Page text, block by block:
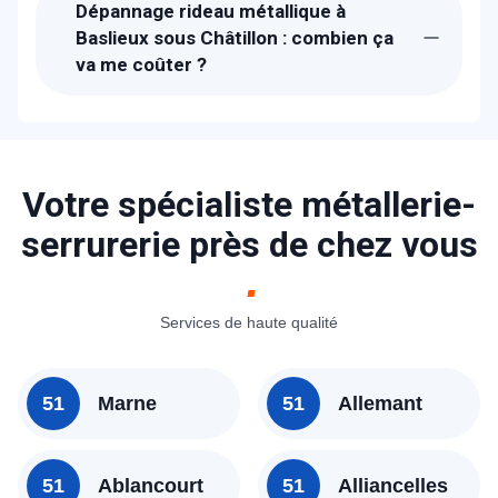
vous à Baslieux sous Châtillon dans
l'heure pour vous dépanner.
Dépannage rideau métallique à
Baslieux sous Châtillon : combien ça
va me coûter ?
place après avoir diagnostiqué la panne.
N'hésitez pas à consulter nos tarifs ou à
nous contacter pour avoir un idée.
Votre spécialiste métallerie-
serrurerie près de chez vous
Services de haute qualité
51 Marne
51 Ablancourt
51 Allemant
51 Alliancelles